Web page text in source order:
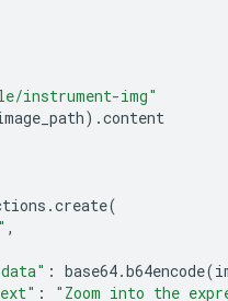
instrument-img"
) .content
.create(
,
: base64.b64encode(
: "Zoom into the